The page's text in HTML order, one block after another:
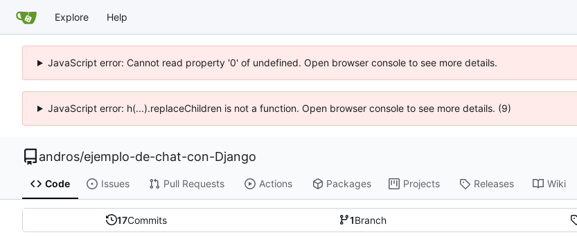
Explore Help
JavaScript error: Cannot read property '0' of undefined. Open browser console to see more details.
JavaScript error: h(...).replaceChildren is not a function. Open browser console to see more details. (9)
andros/ejemplo-de-chat-con-Django
Code Issues Pull Requests Actions Packages Projects Releases Wiki
17Commits 1Branch